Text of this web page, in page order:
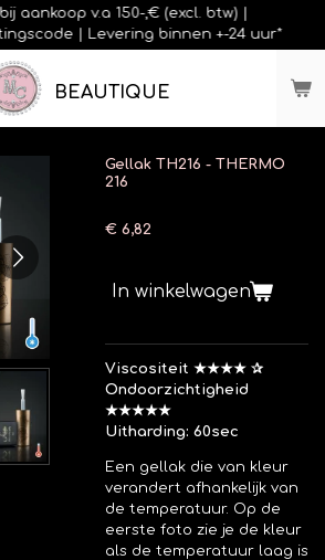
BEAUTIQUE
aankoop v.a 150-,€ (excl. btw) |
| Levering binnen +-24 uur*
Gellak TH216 - THERMO
216
€ 6,82
In winkelwagen
Viscositeit ★★★★ ✰
Ondoorzichtigheid
★★★★★
Uitharding: 60sec
Een gellak die van kleur
verandert afhankelijk van
de temperatuur. Op de
eerste foto zie je de kleur
als de temperatuur laag is